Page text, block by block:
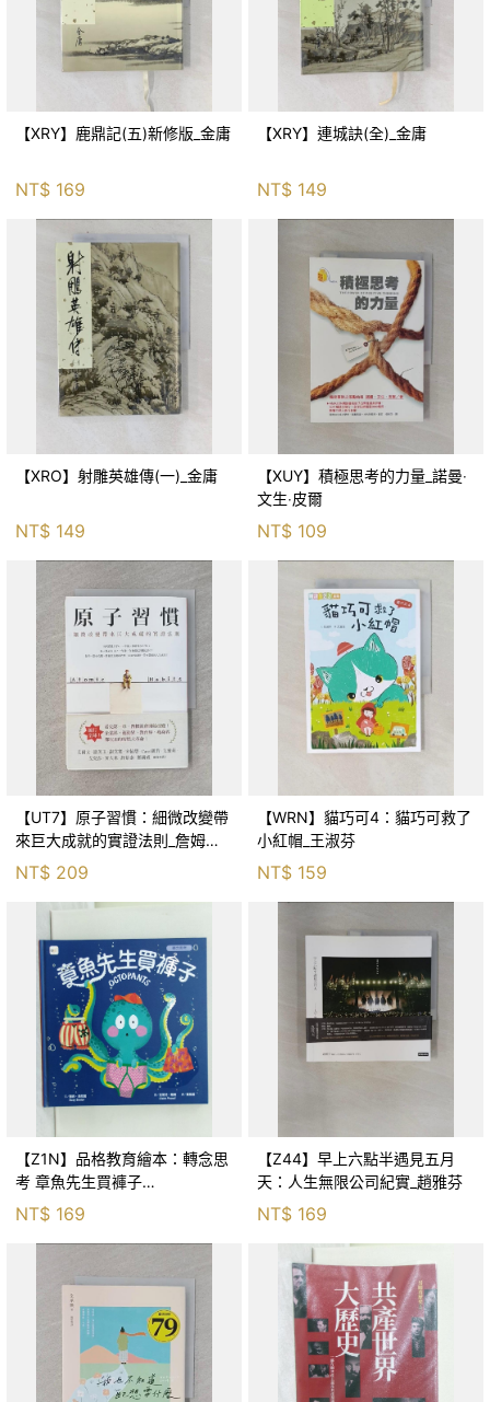
【XRY】鹿鼎記(五)新修版_金庸
NT$ 169
【XRY】連城訣(全)_金庸
NT$ 149
【XRO】射雕英雄傳(一)_金庸
NT$ 149
【XUY】積極思考的力量_諾曼‧
文生‧皮爾
NT$ 109
【UT7】原子習慣：細微改變帶
來巨大成就的實證法則_詹姆斯‧
克利爾, 蔡世偉
NT$ 209
【WRN】貓巧可4：貓巧可救了
小紅帽_王淑芬
NT$ 159
【Z1N】品格教育繪本：轉念思
考 章魚先生買褲子
(Octopants)_蘇西‧西尼爾, 黃筱
NT$ 169
【Z44】早上六點半遇見五月
天：人生無限公司紀實_趙雅芬
NT$ 169